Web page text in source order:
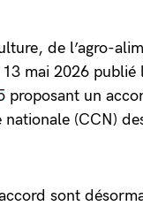
de l’agro-
mai 2026 publié
proposant un
(CCN)
sont